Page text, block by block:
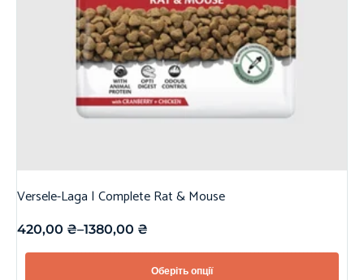
Versele-Laga | Complete Rat & Mouse
420,00 ₴–1380,00 ₴
Оберіть опції